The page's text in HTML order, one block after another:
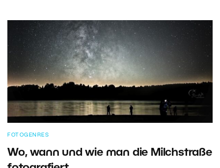
FOTOGENRES
Wo, wann und wie man die Milchstraße